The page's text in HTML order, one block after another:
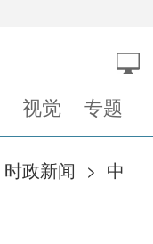
视觉 专题
时政新闻 > 中